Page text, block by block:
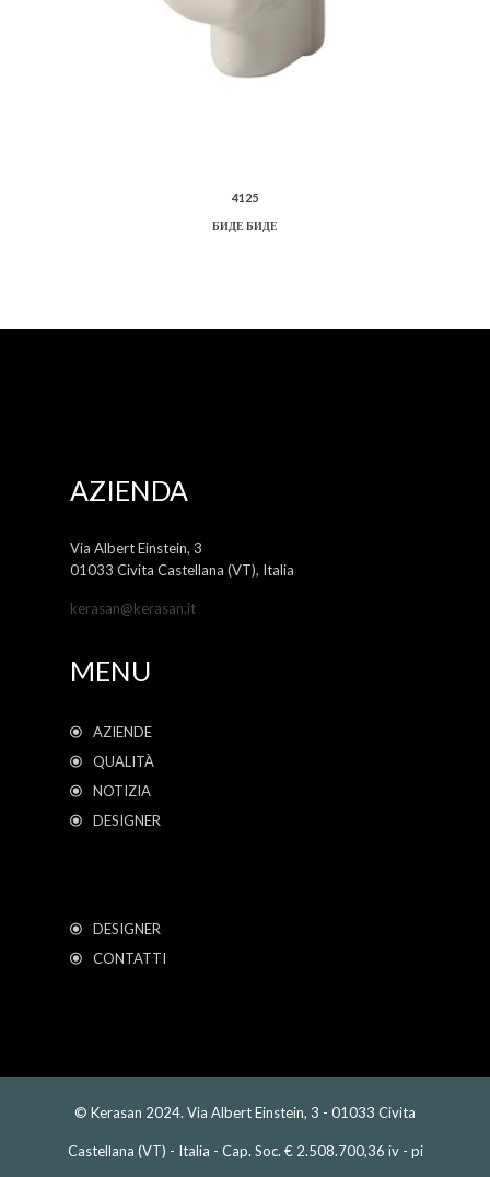
4125
БИДЕ БИДЕ
AZIENDA
Via Albert Einstein, 3
01033 Civita Castellana (VT), Italia
kerasan@kerasan.it
MENU
AZIENDE
QUALITÀ
NOTIZIA
DESIGNER
DESIGNER
CONTATTI
© Kerasan 2024. Via Albert Einstein, 3 - 01033 Civita
Castellana (VT) - Italia - Cap. Soc. € 2.508.700,36 iv - pi